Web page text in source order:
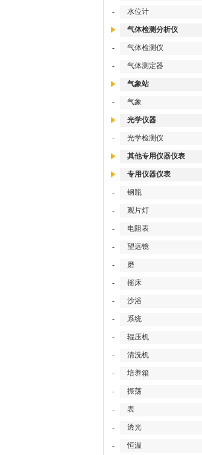
- 水位计
气体检测分析仪
- 气体检测仪
- 气体测定器
气象站
- 气象
光学仪器
- 光学检测仪
其他专用仪器仪表
专用仪器仪表
- 钢瓶
- 观片灯
- 电阻表
- 望远镜
- 磨
- 摇床
- 沙浴
- 系统
- 辊压机
- 清洗机
- 培养箱
- 振荡
- 表
- 透光
- 恒温